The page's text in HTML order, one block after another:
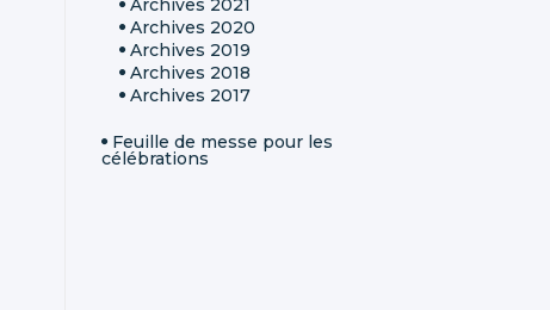
Archives 2020
Archives 2019
Archives 2018
Archives 2017
Feuille de messe pour les
célébrations